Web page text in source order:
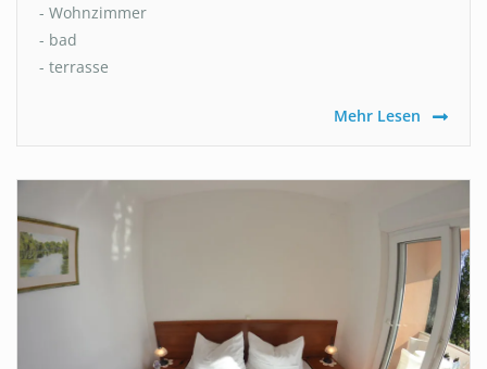
- Wohnzimmer
- bad
- terrasse
Mehr Lesen